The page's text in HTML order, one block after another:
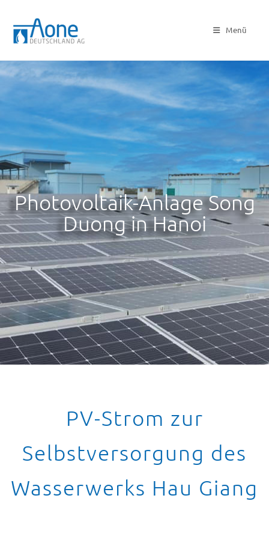
Menü
Photovoltaik-Anlage Song
Duong in Hanoi
PV-Strom zur
Selbstversorgung des
Wasserwerks Hau Giang